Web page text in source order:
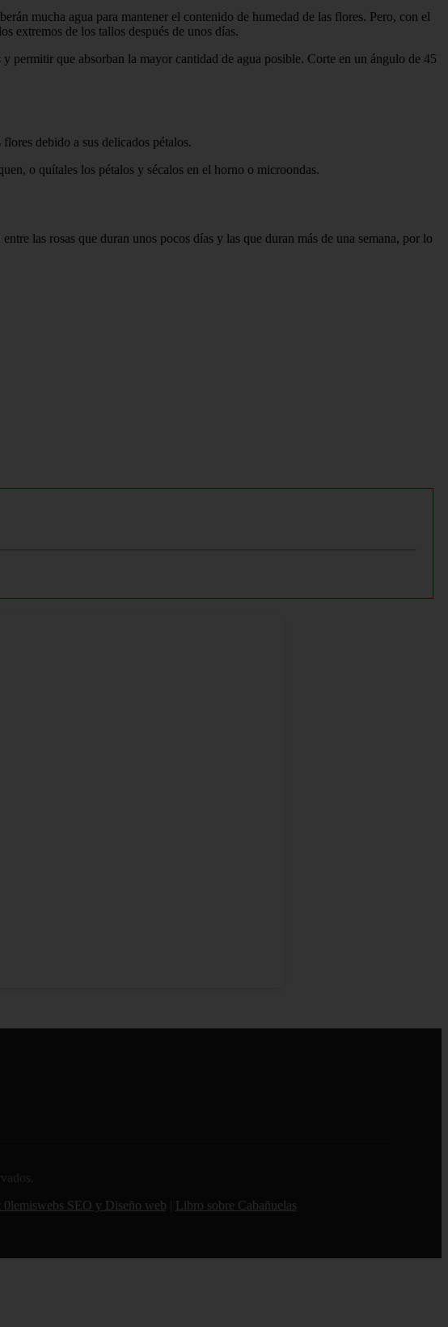
mucha agua para mantener el contenido de humedad de las flores. Pero, con el
extremos de los tallos después de unos días.
y permitir que absorban la mayor cantidad de agua posible. Corte en un ángulo de 45
debido a sus delicados pétalos.
o quítales los pétalos y sécalos en el horno o microondas.
las rosas que duran unos pocos días y las que duran más de una semana, por lo
0lemiswebs SEO y Diseño web Libro sobre Cabañuelas